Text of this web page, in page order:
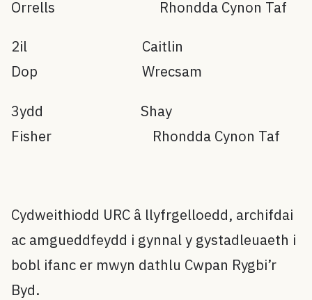
Orrells Rhondda Cynon Taf
2il Caitlin
Dop Wrecsam
3ydd Shay
Fisher Rhondda Cynon Taf
Cydweithiodd URC â llyfrgelloedd, archifdai
ac amgueddfeydd i gynnal y gystadleuaeth i
bobl ifanc er mwyn dathlu Cwpan Rygbi’r
Byd.